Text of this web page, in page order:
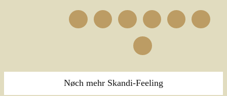
Nøch mehr Skandi-Feeling